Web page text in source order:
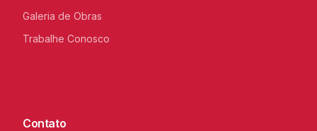
Galeria de Obras
Trabalhe Conosco
Contato